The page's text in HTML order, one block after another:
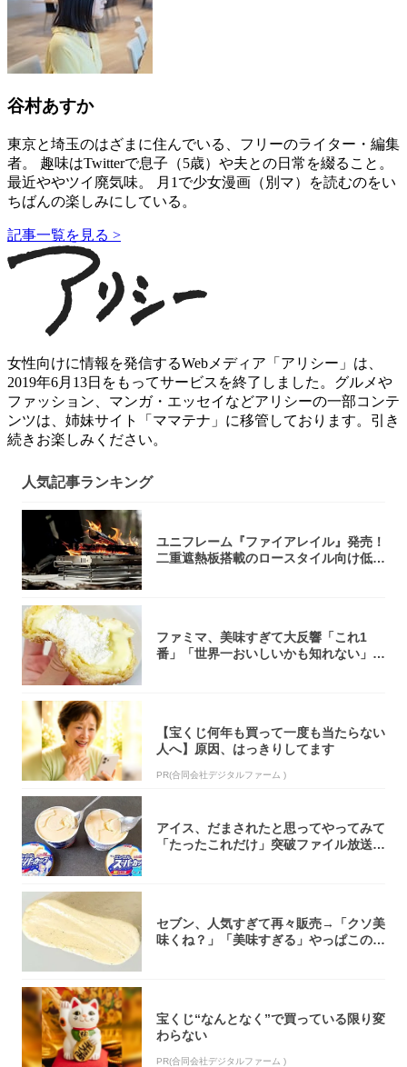
谷村あすか
東京と埼玉のはざまに住んでいる、フリーのライター・編集
者。 趣味はTwitterで息子（5歳）や夫との日常を綴ること。
最近ややツイ廃気味。 月1で少女漫画（別マ）を読むのをい
ちばんの楽しみにしている。
記事一覧を見る >
女性向けに情報を発信するWebメディア「アリシー」は、
2019年6月13日をもってサービスを終了しました。グルメや
ファッション、マンガ・エッセイなどアリシーの一部コンテ
ンツは、姉妹サイト「ママテナ」に移管しております。引き
続きお楽しみください。
人気記事ランキング
ユニフレーム『ファイアレイル』発売！
二重遮熱板搭載のロースタイル向け低型
ファミマ、美味すぎて大反響「これ1
番」「世界一おいしいかも知れない」
【宝くじ何年も買って一度も当たらない
人へ】原因、はっきりしてます
PR(合同会社デジタルファーム )
アイス、だまされたと思ってやってみて
「たったこれだけ」突破ファイル放送で
セブン、人気すぎて再々販売→「クソ美
味くね？」「美味すぎる」やっぱこのク
宝くじ“なんとなく”で買っている限り変
わらない
PR(合同会社デジタルファーム )